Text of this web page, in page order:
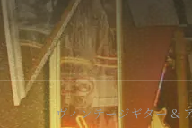
ヴィンテージギター &